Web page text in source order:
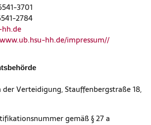
3701
2784
hh.de/impressum//
Verteidigung, Stauffenbergstraße 18,
gemäß § 27 a